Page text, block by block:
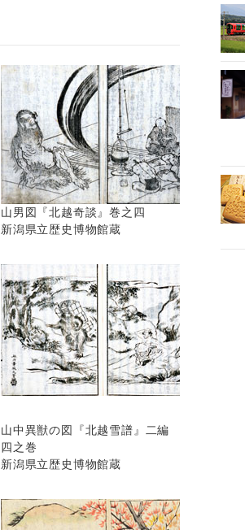
山男図『北越奇談』巻之四
新潟県立歴史博物館蔵
山中異獣の図『北越雪譜』二編
四之巻
新潟県立歴史博物館蔵